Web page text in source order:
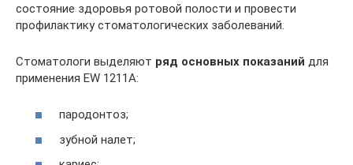
состояние здоровья ротовой полости и провести
профилактику стоматологических заболеваний.
Стоматологи выделяют ряд основных показаний для
применения EW 1211A:
пародонтоз;
зубной налет;